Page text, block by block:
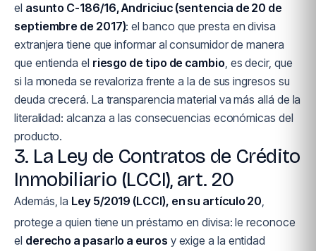
el asunto C-186/16, Andriciuc (sentencia de 20 de
septiembre de 2017): el banco que presta en divisa
extranjera tiene que informar al consumidor de manera
que entienda el riesgo de tipo de cambio, es decir, que
si la moneda se revaloriza frente a la de sus ingresos su
deuda crecerá. La transparencia material va más allá de la
literalidad: alcanza a las consecuencias económicas del
producto.
3. La Ley de Contratos de Crédito
Inmobiliario (LCCI), art. 20
Además, la Ley 5/2019 (LCCI), en su artículo 20,
protege a quien tiene un préstamo en divisa: le reconoce
el derecho a pasarlo a euros y exige a la entidad